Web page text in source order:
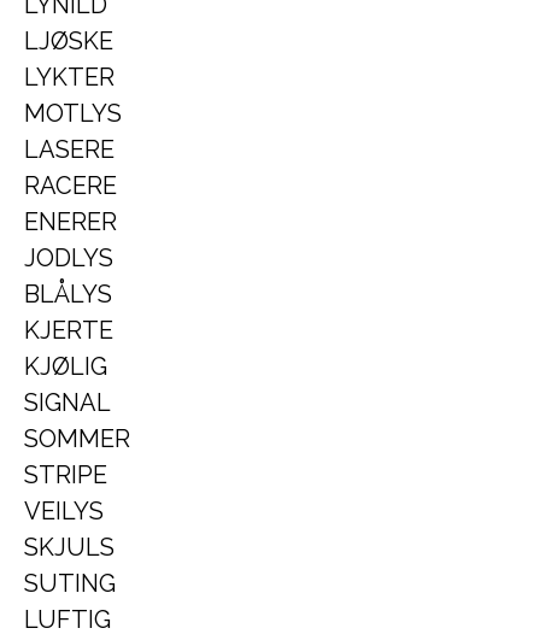
LJØSKE
LYKTER
MOTLYS
LASERE
RACERE
ENERER
JODLYS
BLÅLYS
KJERTE
KJØLIG
SIGNAL
SOMMER
STRIPE
VEILYS
SKJULS
SUTING
LUFTIG